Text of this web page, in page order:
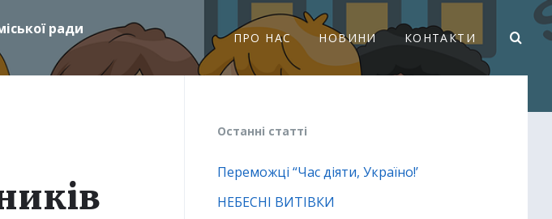
ради
ПРО НАС НОВИНИ КОНТАКТИ
Останні статті
Переможці “Час діяти, Україно!’
НЕБЕСНІ ВИТІВКИ